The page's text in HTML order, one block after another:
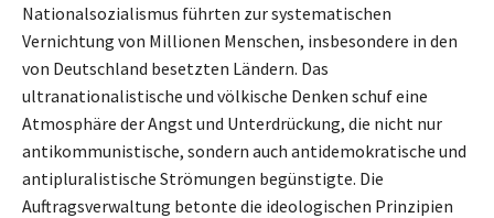
Nationalsozialismus führten zur systematischen
Vernichtung von Millionen Menschen, insbesondere in den
von Deutschland besetzten Ländern. Das
ultranationalistische und völkische Denken schuf eine
Atmosphäre der Angst und Unterdrückung, die nicht nur
antikommunistische, sondern auch antidemokratische und
antipluralistische Strömungen begünstigte. Die
Auftragsverwaltung betonte die ideologischen Prinzipien